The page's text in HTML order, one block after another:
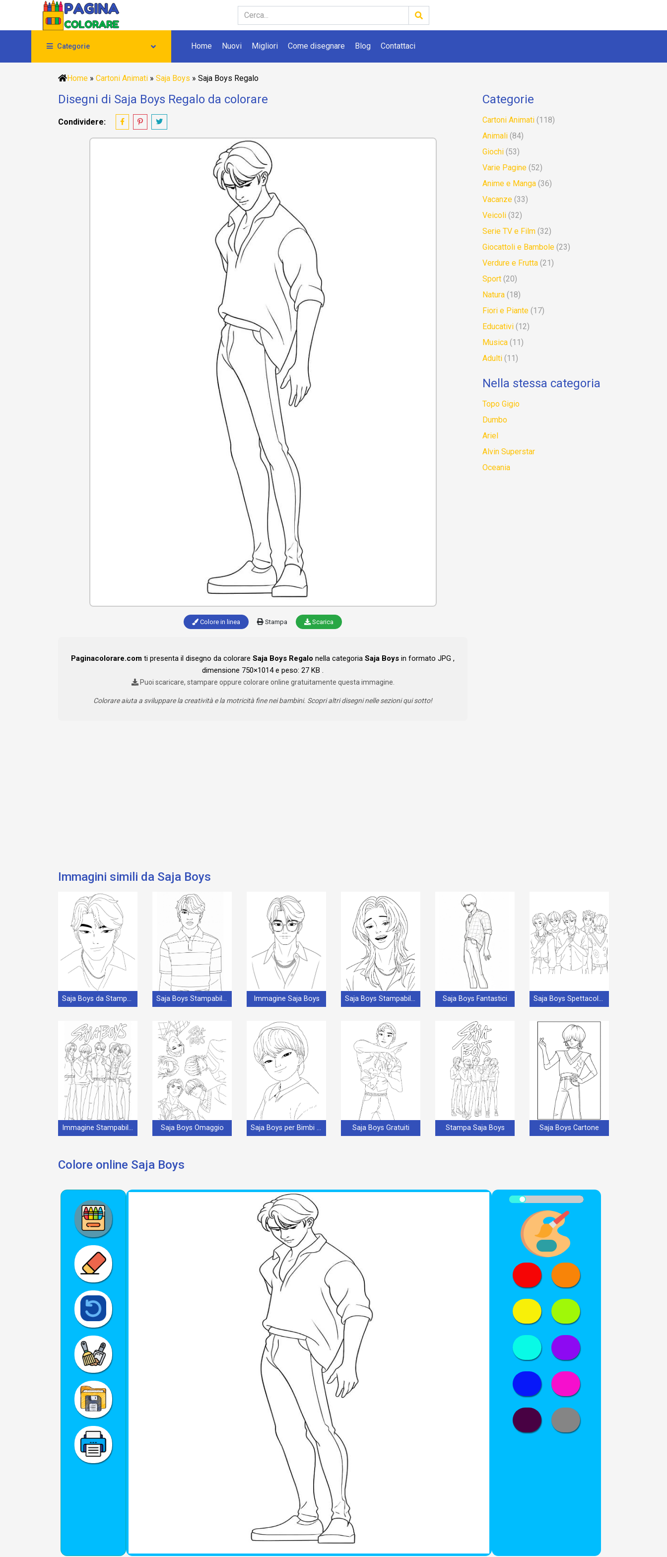
Categorie Home Nuovi Migliori Come disegnare Blog Contattaci
Home » Cartoni Animati » Saja Boys » Saja Boys Regalo
Disegni di Saja Boys Regalo da colorare
Condividere:
Colore in linea Stampa Scarica
Paginacolorare.com ti presenta il disegno da colorare Saja Boys Regalo nella categoria Saja Boys in formato JPG ,
dimensione 750×1014 e peso: 27 KB .
Puoi scaricare, stampare oppure colorare online gratuitamente questa immagine.
Colorare aiuta a sviluppare la creatività e la motricità fine nei bambini. Scopri altri disegni nelle sezioni qui sotto!
Categorie
Cartoni Animati (118)
Animali (84)
Giochi (53)
Varie Pagine (52)
Anime e Manga (36)
Vacanze (33)
Veicoli (32)
Serie TV e Film (32)
Giocattoli e Bambole (23)
Verdure e Frutta (21)
Sport (20)
Natura (18)
Fiori e Piante (17)
Educativi (12)
Musica (11)
Adulti (11)
Nella stessa categoria
Topo Gigio
Dumbo
Ariel
Alvin Superstar
Oceania
Immagini simili da Saja Boys
Saja Boys da Stampare Saja Boys Stampabili per Bambini Immagine Saja Boys Saja Boys Stampabili Gratis Saja Boys Fantastici Saja Boys Spettacolari
Immagine Stampabile Saja Boys Saja Boys Omaggio Saja Boys per Bimbi di 2 Anni Saja Boys Gratuiti Stampa Saja Boys Saja Boys Cartone
Colore online Saja Boys